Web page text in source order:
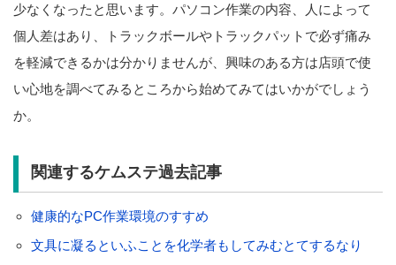
少なくなったと思います。パソコン作業の内容、人によって
個人差はあり、トラックボールやトラックパットで必ず痛み
を軽減できるかは分かりませんが、興味のある方は店頭で使
い心地を調べてみるところから始めてみてはいかがでしょう
か。
関連するケムステ過去記事
健康的なPC作業環境のすすめ
文具に凝るといふことを化学者もしてみむとてするなり